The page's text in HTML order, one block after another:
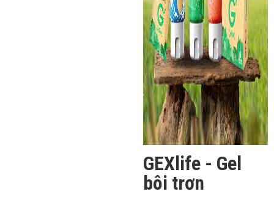
GEXlife - Gel
bôi trơn